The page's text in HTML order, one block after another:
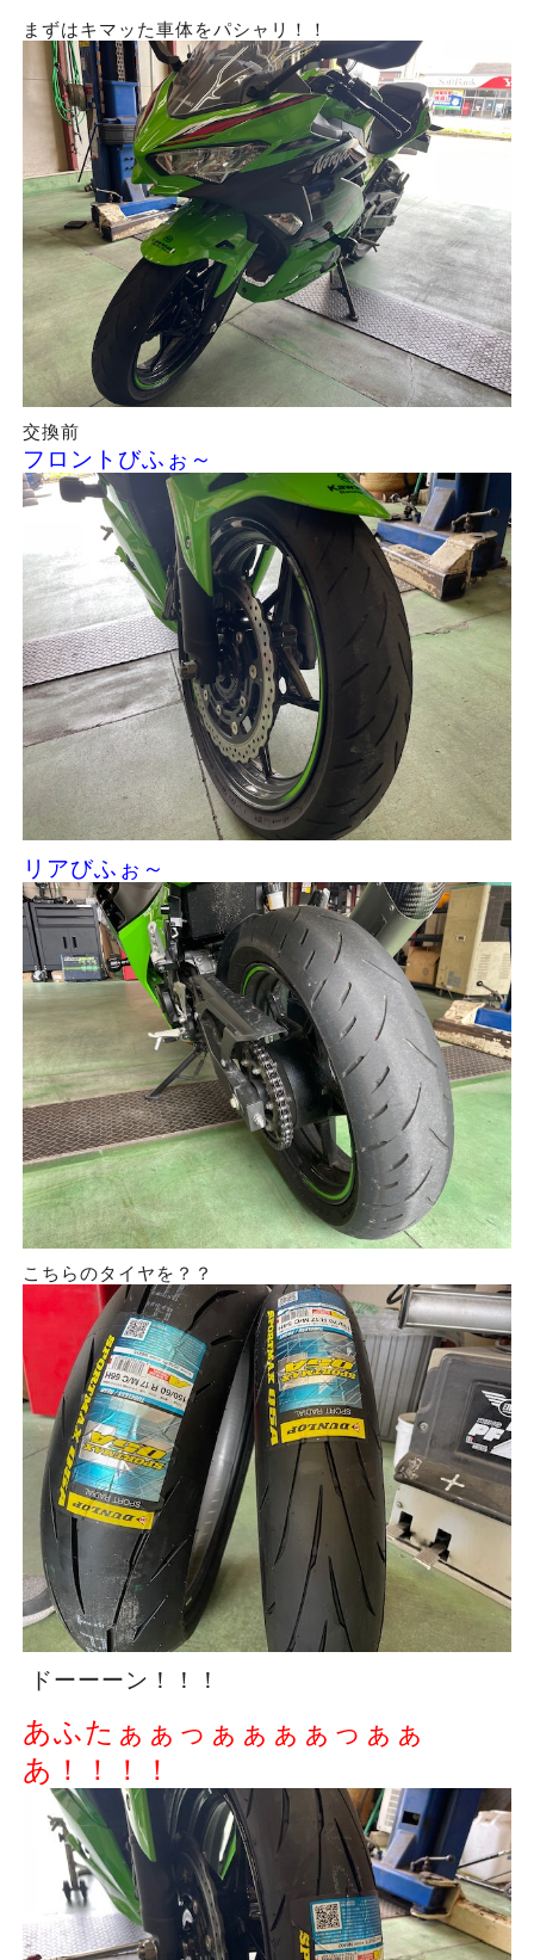
まずはキマッた車体をパシャリ！！
交換前
フロントびふぉ～
リアびふぉ～
こちらのタイヤを？？
ドーーーン！！！
あふたぁぁっぁぁぁぁっぁぁ
あ！！！！